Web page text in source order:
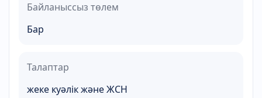
Байланыссыз төлем
Бар
Талаптар
жеке куәлік және ЖСН